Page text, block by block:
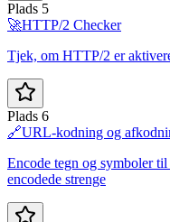
Plads 5
🚀HTTP/2 Checker
Tjek, om HTTP/2 er
Plads 6
🔗URL-kodning og
Encode tegn og symboler
encodede strenge